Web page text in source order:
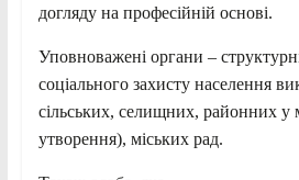
догляду на професійній основі.
Уповноважені органи –
соціального захисту населення
сільських, селищних, районних у
утворення), міських рад.